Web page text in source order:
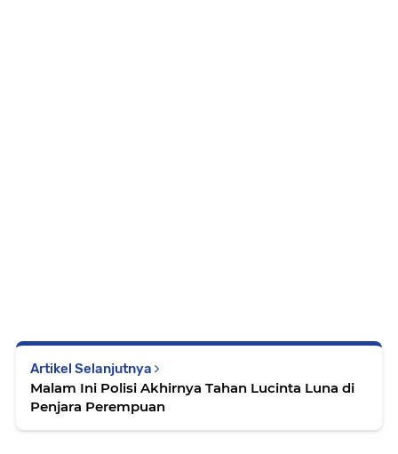
Artikel Selanjutnya
Malam Ini Polisi Akhirnya Tahan Lucinta Luna di
Penjara Perempuan